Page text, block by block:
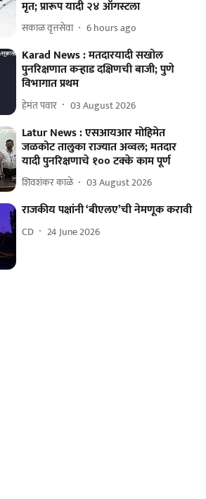
मृत; प्रारूप यादी २४ ऑगस्टला
सकाळ वृत्तसेवा 6 hours ago
Karad News : मतदारयादी सखोल
पुनरिक्षणात कऱ्हाड दक्षिणची बाजी; पुणे
विभागात प्रथम
हेमंत पवार 03 August 2026
Latur News : एसआयआर मोहिमेत
जळकोट तालुका राज्यात अव्वल; मतदार
यादी पुनरिक्षणाचे १०० टक्के काम पूर्ण
शिवशंकर काळे 03 August 2026
राजकीय पक्षांनी ‘बीएलए’ची नेमणूक करावी
CD 24 June 2026